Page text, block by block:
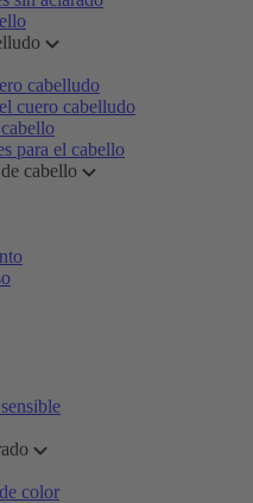
cabelludo
cuero cabelludo
para el cabello
cabello
color